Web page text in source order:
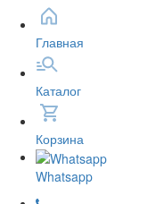
Главная
Каталог
Корзина
Whatsapp